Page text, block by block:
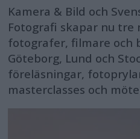
Kamera & Bild och
Fotografi skapar nu
fotografer, filmare och
Göteborg, Lund och
föreläsningar,
masterclasses och